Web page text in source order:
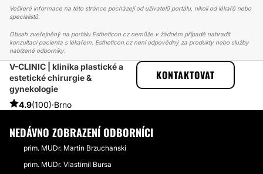
Veškeré informace na této stránce pocházejí od uživatelů portálu, nikoli od lékařů nebo
specialistů.
Obsah zveřejněný na portálu Estheticon.cz nemůže v žádném případě nahradit
konzultaci pacienta s lékařem. Estheticon.cz není odpovědný za produkty nebo služby
nabízené odborníky.
V-CLINIC | klinika plastické a
estetické chirurgie &
gynekologie
4.9(100)·Brno
KONTAKTOVAT
ESTHETICON
PŘÍBĚHY
PŘÍBĚHY TÝKAJÍCÍ SE ZÁKROKU ZVĚTŠENÍ PRSOU
RECENZE V-CLINIC PERFEKTNÍ PŘÍSTUP
NEDÁVNO ZOBRAZENÍ ODBORNÍCI
prim. MUDr. Martin Brzuchanski
prim. MUDr. Vlastimil Bursa